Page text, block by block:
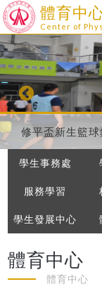
體育中
Center of
校慶暨體育競賽
修平盃拔河比賽
修平盃新生籃球
修平盃排球賽
修平科技大學排
修平科技大學籃
修平科技大學保
修平科技大學
修平科技大學擊
修平科技大學
修平115全大運
修平排球
59週年校慶趣
修平擊劍
修平擊劍
學生事務處
服務學習
學生發展中心
體育中心
體育中心